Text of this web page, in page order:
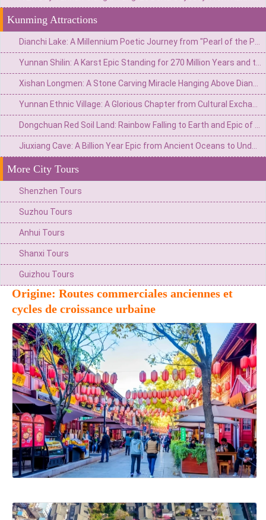
Kunming Attractions
More City Tours
Shenzhen Tours
Suzhou Tours
Anhui Tours
Shanxi Tours
Guizhou Tours
Origine: Routes commerciales anciennes et
cycles de croissance urbaine